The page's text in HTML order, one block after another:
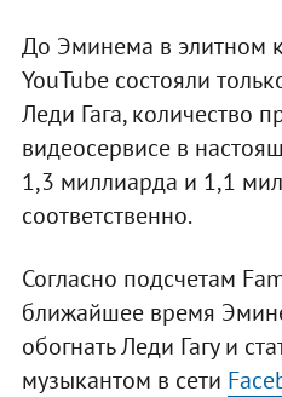
До Эминема в элитном
YouTube состояли
Леди Гага, количество
видеосервисе в
1,3 миллиарда и 1,1
соответственно.
Согласно подсчетам
ближайшее время
обогнать Леди Гагу и
музыкантом в сети